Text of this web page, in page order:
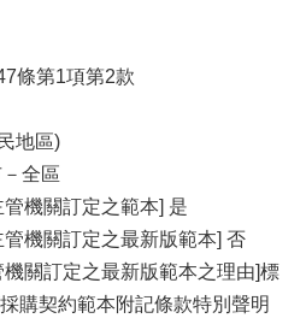
條第1項第2款
地區)
全區
機關訂定之範本] 是
機關訂定之最新版範本] 否
關訂定之最新版範本之理由]標
購契約範本附記條款特別聲明